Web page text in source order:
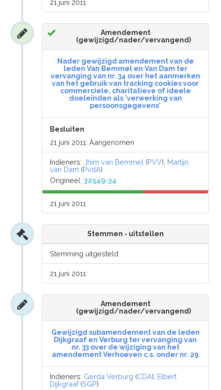
21 juni 2011
Amendement
(gewijzigd/nader/vervangend)
Nader gewijzigd amendement van de
leden Van Bemmel en Van Dam ter
vervanging van nr. 34 over het aanmerken
van het gebruik van tracking cookies voor
commerciele, charitatieve of ideele
doeleinden als 'verwerking van
persoonsgegevens'
Besluiten
21 juni 2011: Aangenomen
Indieners:Jhim van Bemmel (PVV), Martijn
van Dam (PvdA)
Origineel:32549-34
21 juni 2011
Stemmen - uitstellen
Stemming uitgesteld
21 juni 2011
Amendement
(gewijzigd/nader/vervangend)
Gewijzigd subamendement van de leden
Dijkgraaf en Verburg ter vervanging van
nr. 33 over de wijziging van het
amendement Verhoeven c.s. onder nr. 29
Indieners: Gerda Verburg (CDA), Elbert
Dijkgraaf(SGP)